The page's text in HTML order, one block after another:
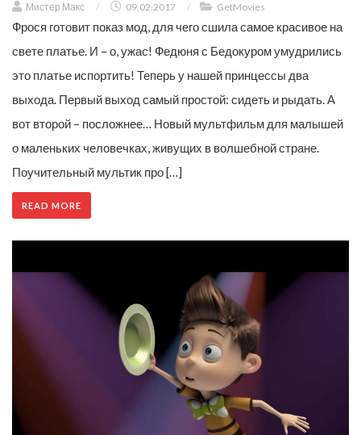
Мистер Макс / 09.02.2017 / GetMovies
Фрося готовит показ мод, для чего сшила самое красивое на
свете платье. И – о, ужас! Федюня с Бедокуром умудрились
это платье испортить! Теперь у нашей принцессы два
выхода. Первый выход самый простой: сидеть и рыдать. А
вот второй – посложнее… Новый мультфильм для малышей
о маленьких человечках, живущих в волшебной стране.
Поучительный мультик про […]
READ MORE